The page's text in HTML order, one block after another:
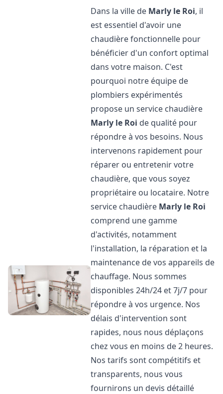
Dans la ville de Marly le Roi, il
est essentiel d'avoir une
chaudière fonctionnelle pour
bénéficier d'un confort optimal
dans votre maison. C'est
pourquoi notre équipe de
plombiers expérimentés
propose un service chaudière
Marly le Roi de qualité pour
répondre à vos besoins. Nous
intervenons rapidement pour
réparer ou entretenir votre
chaudière, que vous soyez
propriétaire ou locataire. Notre
service chaudière Marly le Roi
comprend une gamme
d'activités, notamment
l'installation, la réparation et la
maintenance de vos appareils de
chauffage. Nous sommes
disponibles 24h/24 et 7j/7 pour
répondre à vos urgence. Nos
délais d'intervention sont
rapides, nous nous déplaçons
chez vous en moins de 2 heures.
Nos tarifs sont compétitifs et
transparents, nous vous
fournirons un devis détaillé